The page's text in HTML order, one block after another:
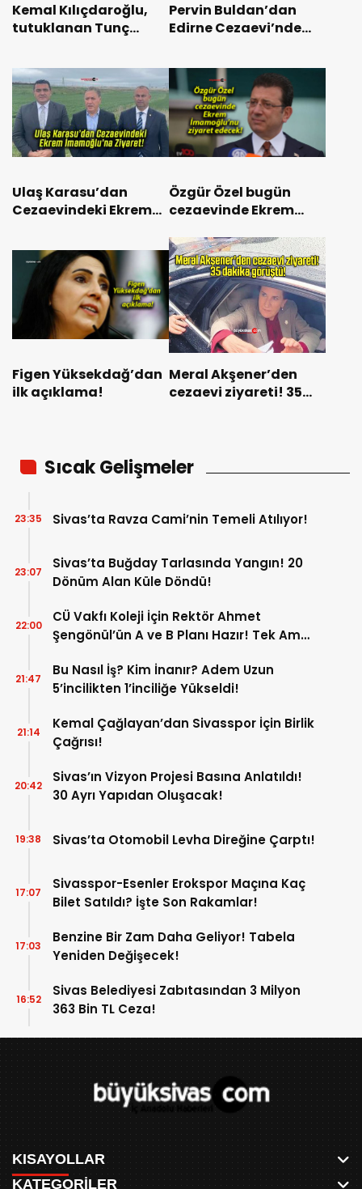
Kemal Kılıçdaroğlu,
tutuklanan Tunç
Pervin Buldan’dan
Edirne Cezaevi’nde
ziyaret!
Ulaş Karasu’dan
Cezaevindeki Ekrem
Özgür Özel bugün
cezaevinde Ekrem
edecek!
Figen Yüksekdağ’dan
ilk açıklama!
Meral Akşener’den
cezaevi ziyareti! 35
Sıcak Gelişmeler
Sivas’ta Ravza Cami’nin Temeli Atılıyor!
23:35
Sivas’ta Buğday Tarlasında Yangın! 20
Dönüm Alan Küle Döndü!
23:07
CÜ Vakfı Koleji İçin Rektör Ahmet
Şengönül’ün A ve B Planı Hazır! Tek Amaç
22:00
Bu Nasıl İş? Kim İnanır? Adem Uzun
5’incilikten 1’inciliğe Yükseldi!
21:47
Kemal Çağlayan’dan Sivasspor İçin Birlik
Çağrısı!
21:14
Sivas’ın Vizyon Projesi Basına Anlatıldı!
30 Ayrı Yapıdan Oluşacak!
20:42
Sivas’ta Otomobil Levha Direğine Çarptı!
19:38
Sivasspor-Esenler Erokspor Maçına Kaç
Bilet Satıldı? İşte Son Rakamlar!
17:07
Benzine Bir Zam Daha Geliyor! Tabela
Yeniden Değişecek!
17:03
Sivas Belediyesi Zabıtasından 3 Milyon
363 Bin TL Ceza!
16:52
KISAYOLLAR
KATEGORİLER